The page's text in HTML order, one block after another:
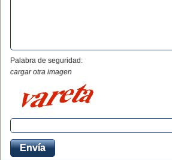
Palabra de seguridad:
cargar otra imagen